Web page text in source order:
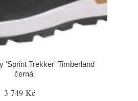
'Sprint Trekker' Timberland
černá
3 749 Kč